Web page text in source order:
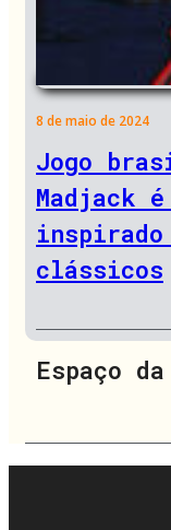
8 de maio de 2024
Jogo
Madjack é
inspirado
clássicos
Espaço